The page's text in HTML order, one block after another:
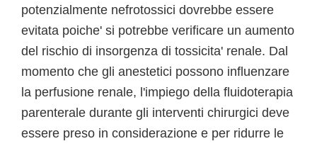
potenzialmente nefrotossici dovrebbe essere
evitata poiche' si potrebbe verificare un aumento
del rischio di insorgenza di tossicita' renale. Dal
momento che gli anestetici possono influenzare
la perfusione renale, l'impiego della fluidoterapia
parenterale durante gli interventi chirurgici deve
essere preso in considerazione e per ridurre le